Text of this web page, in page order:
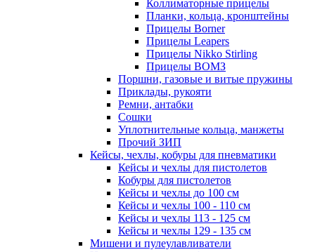
Коллиматорные прицелы
Планки, кольца, кронштейны
Прицелы Borner
Прицелы Leapers
Прицелы Nikko Stirling
Прицелы ВОМЗ
Поршни, газовые и витые пружины
Приклады, рукояти
Ремни, антабки
Сошки
Уплотнительные кольца, манжеты
Прочий ЗИП
Кейсы, чехлы, кобуры для пневматики
Кейсы и чехлы для пистолетов
Кобуры для пистолетов
Кейсы и чехлы до 100 см
Кейсы и чехлы 100 - 110 см
Кейсы и чехлы 113 - 125 см
Кейсы и чехлы 129 - 135 см
Мишени и пулеулавливатели